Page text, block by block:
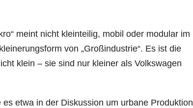
meint nicht kleinteilig, mobil oder modular im
von „Großindustrie“. Es ist die
klein – sie sind nur kleiner als Volkswagen
etwa in der Diskussion um urbane Produktion